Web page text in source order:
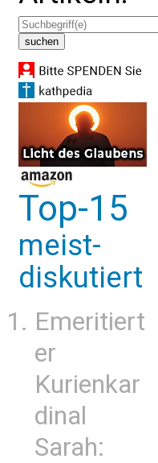
Top-15
meist-
diskutiert
Emeritiert
er
Kurienkar
dinal
Sarah: